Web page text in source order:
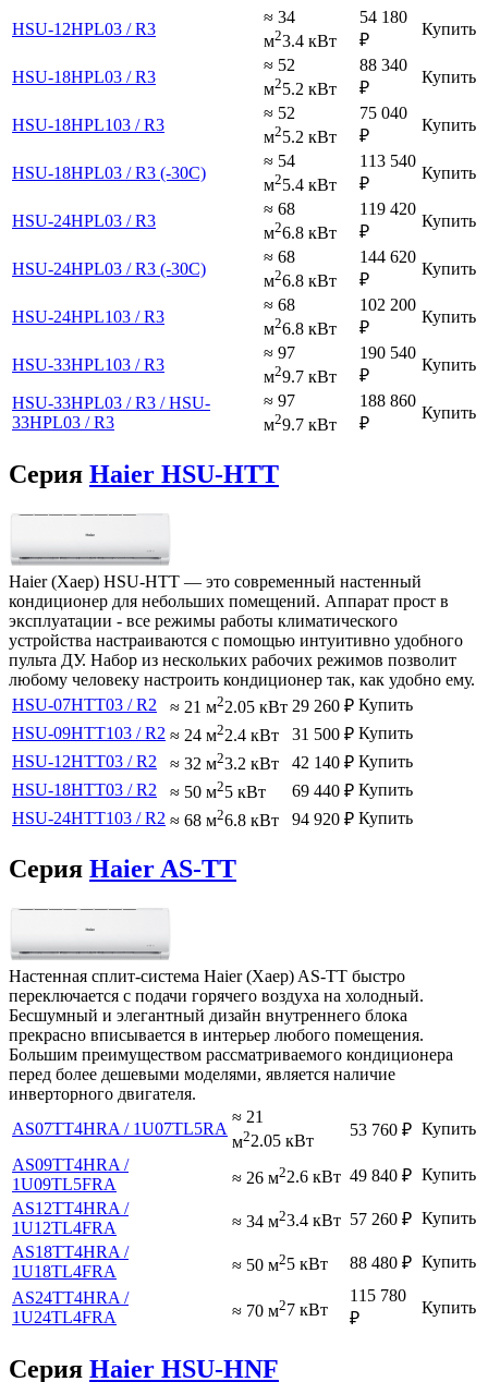
HSU-12HPL03 / R3
≈ 34
м23.4 кВт
54 180
₽
Купить
HSU-18HPL03 / R3
≈ 52
м25.2 кВт
88 340
₽
Купить
HSU-18HPL103 / R3
≈ 52
м25.2 кВт
75 040
₽
Купить
HSU-18HPL03 / R3 (-30C)
≈ 54
м25.4 кВт
113 540
₽
Купить
HSU-24HPL03 / R3
≈ 68
м26.8 кВт
119 420
₽
Купить
HSU-24HPL03 / R3 (-30C)
≈ 68
м26.8 кВт
144 620
₽
Купить
HSU-24HPL103 / R3
≈ 68
м26.8 кВт
102 200
₽
Купить
HSU-33HPL103 / R3
≈ 97
м29.7 кВт
190 540
₽
Купить
HSU-33HPL03 / R3 / HSU-
33HPL03 / R3
≈ 97
м29.7 кВт
188 860
₽
Купить
Серия Haier HSU-HTT
Haier (Хаер) HSU-HTT — это современный настенный
кондиционер для небольших помещений. Аппарат прост в
эксплуатации - все режимы работы климатического
устройства настраиваются с помощью интуитивно удобного
пульта ДУ. Набор из нескольких рабочих режимов позволит
любому человеку настроить кондиционер так, как удобно ему.
HSU-07HTT03 / R2
≈ 21 м22.05 кВт 29 260 ₽ Купить
HSU-09HTT103 / R2 ≈ 24 м22.4 кВт 31 500 ₽ Купить
HSU-12HTT03 / R2
≈ 32 м23.2 кВт 42 140 ₽ Купить
HSU-18HTT03 / R2
≈ 50 м25 кВт 69 440 ₽ Купить
HSU-24HTT103 / R2 ≈ 68 м26.8 кВт 94 920 ₽ Купить
Серия Haier AS-TT
Настенная сплит-система Haier (Хаер) AS-TT быстро
переключается с подачи горячего воздуха на холодный.
Бесшумный и элегантный дизайн внутреннего блока
прекрасно вписывается в интерьер любого помещения.
Большим преимуществом рассматриваемого кондиционера
перед более дешевыми моделями, является наличие
инверторного двигателя.
AS07TT4HRA / 1U07TL5RA
≈ 21
м22.05 кВт
53 760 ₽ Купить
AS09TT4HRA /
1U09TL5FRA
≈ 26 м22.6 кВт 49 840 ₽ Купить
AS12TT4HRA /
1U12TL4FRA
≈ 34 м23.4 кВт 57 260 ₽ Купить
AS18TT4HRA /
1U18TL4FRA
≈ 50 м25 кВт 88 480 ₽ Купить
AS24TT4HRA /
1U24TL4FRA
≈ 70 м27 кВт
115 780
₽
Купить
Серия Haier HSU-HNF